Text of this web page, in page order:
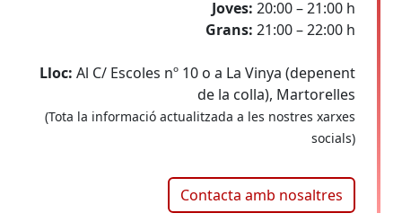
Joves: 20:00 – 21:00 h
Grans: 21:00 – 22:00 h
Lloc: Al C/ Escoles nº 10 o a La Vinya (depenent
de la colla), Martorelles
(Tota la informació actualitzada a les nostres xarxes
socials)
Contacta amb nosaltres